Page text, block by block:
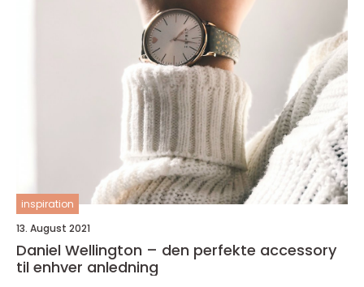
inspiration
13. August 2021
Daniel Wellington – den perfekte accessory
til enhver anledning